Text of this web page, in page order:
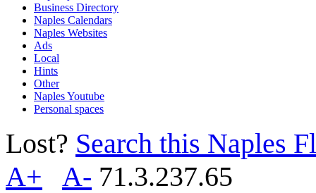
Business Directory
Naples Calendars
Naples Websites
Ads
Local
Hints
Other
Naples Youtube
Personal spaces
Lost? Search this Naples
A+
A- 71.3.237.65